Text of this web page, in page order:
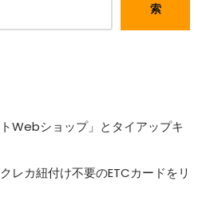
索
Webショップ」とタイアップキ
レカ紐付け不要のETCカードをリ